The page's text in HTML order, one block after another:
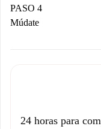
contacto con el
Si es rechazada:
Prueba
PASO 4
Múdate
no nos
24 horas para